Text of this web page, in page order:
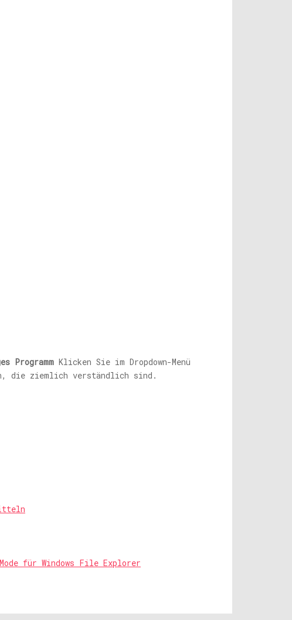
Programm Klicken Sie im Dropdown-Menü
die ziemlich verständlich sind.
für Windows File Explorer